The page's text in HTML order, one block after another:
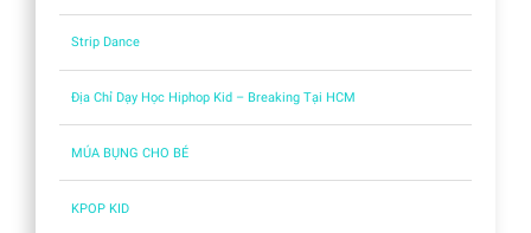
Strip Dance
Địa Chỉ Dạy Học Hiphop Kid – Breaking Tại HCM
MÚA BỤNG CHO BÉ
KPOP KID